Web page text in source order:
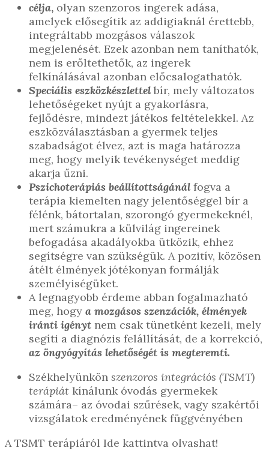
célja, olyan szenzoros ingerek adása,
amelyek elősegítik az addigiaknál érettebb,
integráltabb mozgásos válaszok
megjelenését. Ezek azonban nem taníthatók,
nem is erőltethetők, az ingerek
felkínálásával azonban előcsalogathatók.
Speciális eszközkészlettelbír, mely változatos
lehetőségeket nyújt a gyakorlásra,
fejlődésre, mindezt játékos feltételekkel. Az
eszközválasztásban a gyermek teljes
szabadságot élvez, azt is maga határozza
meg, hogy melyik tevékenységet meddig
akarja űzni.
Pszichoterápiás beállítottságánál fogva a
terápia kiemelten nagy jelentőséggel bír a
félénk, bátortalan, szorongó gyermekeknél,
mert számukra a külvilág ingereinek
befogadása akadályokba ütközik, ehhez
segítségre van szükségük. A pozitív, közösen
átélt élmények jótékonyan formálják
személyiségüket.
A legnagyobb érdeme abban fogalmazható
meg, hogy a mozgásos szenzációk, élmények
iránti igényt nem csak tünetként kezeli, mely
segíti a diagnózis felállítását, de a korrekció,
az öngyógyítás lehetőségét is megteremti.
Székhelyünkön szenzoros integrációs (TSMT)
terápiát kínálunk óvodás gyermekek
számára– az óvodai szűrések, vagy szakértői
vizsgálatok eredményének függvényében
A TSMT terápiáról Ide kattintva olvashat!